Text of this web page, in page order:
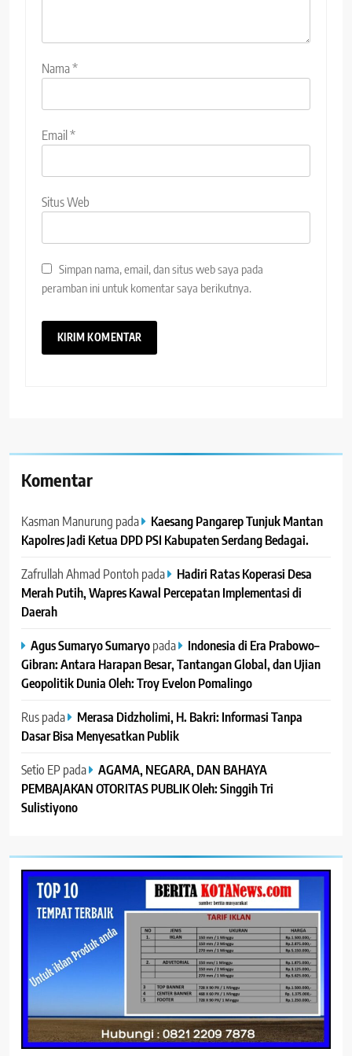
Nama*
Email*
Situs Web
Simpan nama, email, dan situs web saya pada
peramban ini untuk komentar saya berikutnya.
Komentar
Kasman Manurung pada
Kaesang Pangarep Tunjuk Mantan
Kapolres Jadi Ketua DPD PSI Kabupaten Serdang Bedagai. ‎ ‎
Zafrullah Ahmad Pontoh pada
Hadiri Ratas Koperasi Desa
Merah Putih, Wapres Kawal Percepatan Implementasi di
Daerah
Agus Sumaryo Sumaryopada
Indonesia di Era Prabowo–
Gibran: Antara Harapan Besar, Tantangan Global, dan Ujian
Geopolitik Dunia Oleh: Troy Evelon Pomalingo
Ruspada
Merasa Didzholimi, H. Bakri: Informasi Tanpa
Dasar Bisa Menyesatkan Publik
Setio EP pada
AGAMA, NEGARA, DAN BAHAYA
PEMBAJAKAN OTORITAS PUBLIK Oleh: Singgih Tri
Sulistiyono